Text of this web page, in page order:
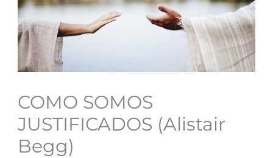
COMO SOMOS
JUSTIFICADOS (Alistair
Begg)